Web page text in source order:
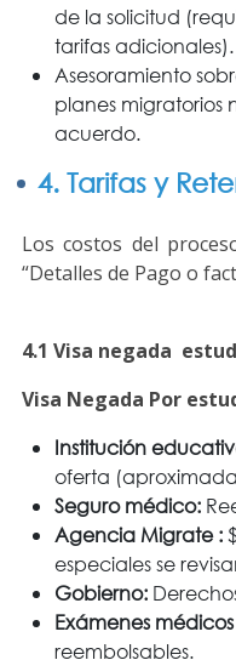
de la solicitud
tarifas adicionales).
Asesoramiento
planes migratorios
acuerdo.
4. Tarifas y
Los costos del
“Detalles de Pago o
4.1 Visa negada
Visa Negada Por
Institución
oferta
Seguro médico:
Agencia Migrate :
especiales se
Gobierno:
Exámenes
reembolsables.